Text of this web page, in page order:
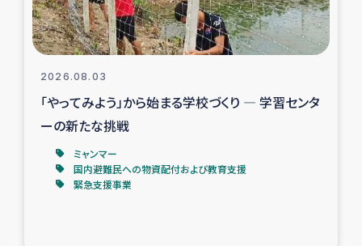
民際教育事業
女性グループPIFWANITAによる食品加工事業
ガザ人道支援
令和6年能登半島地震 緊急支援
国内避難民への物資配付および教育支援
2026.08.03
「やってみよう」から始まる学校づくり ― 学習センタ
ーの新たな挑戦
ミャンマー
国内避難民への物資配付および教育支援
緊急支援事業